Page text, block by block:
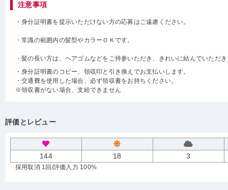
注意事項
・身分証明書を提示いただけない方の応募はご遠慮ください。
・常識の範囲内の髪型やカラーＯＫです。
・髪の長い方は、ヘアゴムなどをご持参いただき、きれいに結んでいただ
・身分証明書のコピー、領収印と引き換えでお支払いします。
・交通費を使用した場合、必ず領収書をお持ちください。
※領収書がない場合、支給できません
評価とレビュー
144 18 3
採用取消 1回 /評価入力 100%